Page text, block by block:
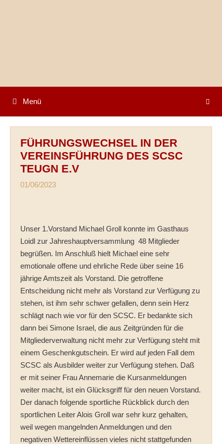
Menü
FÜHRUNGSWECHSEL IN DER
VEREINSFÜHRUNG DES SCSC
TEUGN E.V
01/06/2023
Unser 1.Vorstand Michael Groll konnte im Gasthaus
Loidl zur Jahreshauptversammlung 48 Mitglieder
begrüßen. Im Anschluß hielt Michael eine sehr
emotionale offene und ehrliche Rede über seine 16
jährige Amtszeit als Vorstand. Die getroffene
Entscheidung nicht mehr als Vorstand zur Verfügung zu
stehen, ist ihm sehr schwer gefallen, denn sein Herz
schlägt nach wie vor für den SCSC. Er bedankte sich
dann bei Simone Israel, die aus Zeitgründen für die
Mitgliederverwaltung nicht mehr zur Verfügung steht mit
einem Geschenkgutschein. Er wird auf jeden Fall dem
SCSC als Ausbilder weiter zur Verfügung stehen. Daß
er mit seiner Frau Annemarie die Kursanmeldungen
weiter macht, ist ein Glücksgriff für den neuen Vorstand.
Der danach folgende sportliche Rückblick durch den
sportlichen Leiter Alois Groll war sehr kurz gehalten,
weil wegen mangelnden Anmeldungen und den
negativen Wettereinflüssen vieles nicht stattgefunden